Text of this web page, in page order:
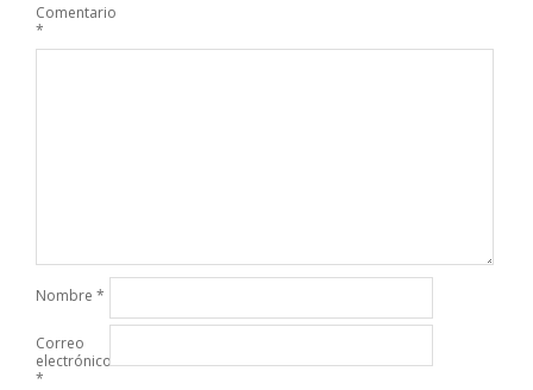
Comentario
*
Nombre *
Correo
electrónico
*